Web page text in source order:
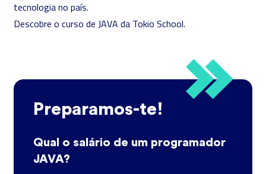
tecnologia no país.
Descobre o curso de JAVA da Tokio School.
Preparamos-te!
Qual o salário de um programador
JAVA?